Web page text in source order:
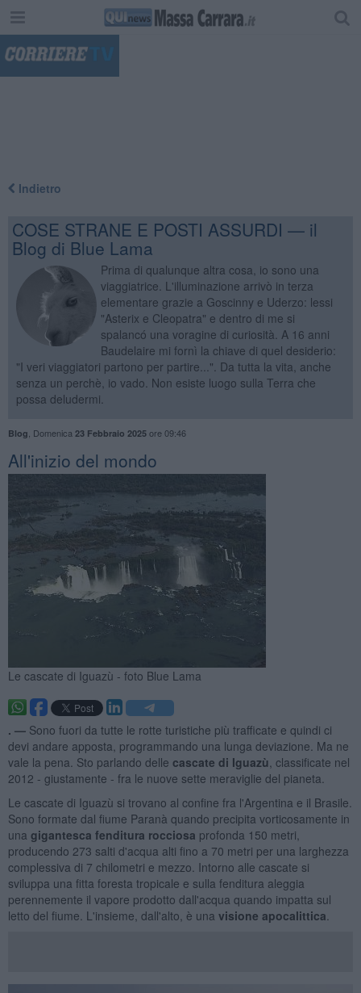
Indietro
COSE STRANE E POSTI ASSURDI — il
Blog di Blue Lama
Prima di qualunque altra cosa, io sono una
viaggiatrice. L'illuminazione arrivò in terza
elementare grazie a Goscinny e Uderzo: lessi
"Asterix e Cleopatra" e dentro di me si
spalancó una voragine di curiosità. A 16 anni
Baudelaire mi fornì la chiave di quel desiderio:
"I veri viaggiatori partono per partire...". Da tutta la vita, anche
senza un perchè, io vado. Non esiste luogo sulla Terra che
possa deludermi.
Blog Domenica 23 Febbraio 2025ore 09:46
All'inizio del mondo
Le cascate di Iguazù - foto Blue Lama
. — Sono fuori da tutte le rotte turistiche più trafficate e quindi ci
devi andare apposta, programmando una lunga deviazione. Ma ne
vale la pena. Sto parlando delle cascate di Iguazù , classificate nel
2012 - giustamente - fra le nuove sette meraviglie del pianeta.
Le cascate di Iguazù si trovano al confine fra l'Argentina e il Brasile.
Sono formate dal fiume Paranà quando precipita vorticosamente in
una gigantesca fenditura rocciosa profonda 150 metri,
producendo 273 salti d'acqua alti fino a 70 metri per una larghezza
complessiva di 7 chilometri e mezzo. Intorno alle cascate si
sviluppa una fitta foresta tropicale e sulla fenditura aleggia
perennemente il vapore prodotto dall'acqua quando impatta sul
letto del fiume. L'insieme, dall'alto, è una visione apocalittica